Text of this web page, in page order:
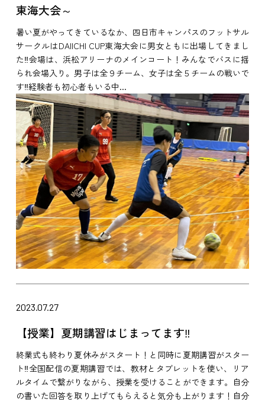
東海大会～
暑い夏がやってきているなか、四日市キャンパスのフットサル
サークルはDAIICHI CUP東海大会に男女ともに出場してきまし
た‼会場は、浜松アリーナのメインコート！みんなでバスに揺
られ会場入り。男子は全９チーム、女子は全５チームの戦いで
す‼経験者も初心者もいる中...
2023.07.27
【授業】夏期講習はじまってます‼
終業式も終わり夏休みがスタート！と同時に夏期講習がスター
ト‼全国配信の夏期講習では、教材とタブレットを使い、リア
ルタイムで繋がりながら、授業を受けることができます。自分
の書いた回答を取り上げてもらえると気分も上がります！自分